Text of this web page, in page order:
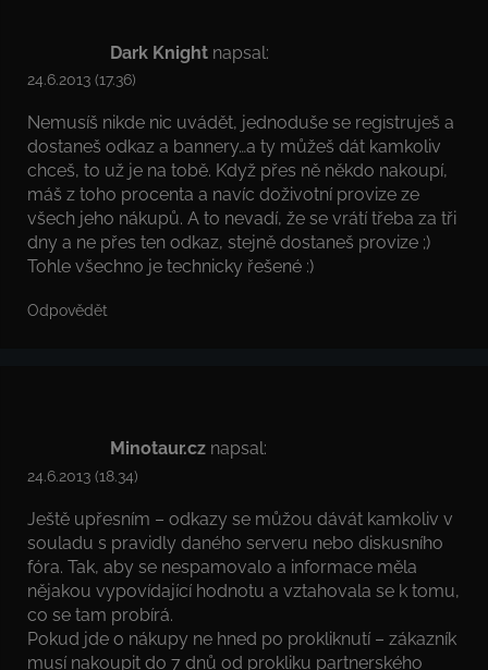
Dark Knight napsal:
24.6.2013 (17.36)
Nemusíš nikde nic uvádět, jednoduše se registruješ a
dostaneš odkaz a bannery…a ty můžeš dát kamkoliv
chceš, to už je na tobě. Když přes ně někdo nakoupí,
máš z toho procenta a navíc doživotní provize ze
všech jeho nákupů. A to nevadí, že se vrátí třeba za tři
dny a ne přes ten odkaz, stejně dostaneš provize ;)
Tohle všechno je technicky řešené :)
Odpovědět
Minotaur.cz napsal:
24.6.2013 (18.34)
Ještě upřesním – odkazy se můžou dávát kamkoliv v
souladu s pravidly daného serveru nebo diskusního
fóra. Tak, aby se nespamovalo a informace měla
nějakou vypovídající hodnotu a vztahovala se k tomu,
co se tam probírá.
Pokud jde o nákupy ne hned po prokliknutí – zákazník
musí nakoupit do 7 dnů od prokliku partnerského